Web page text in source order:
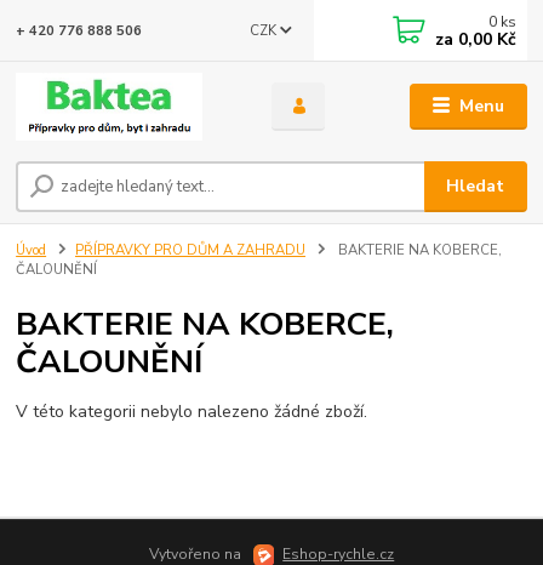
Menu
CZK
Hledat
+ 420 776 888 506 0 ks
za 0,00 Kč
Úvod PŘÍPRAVKY PRO DŮM A ZAHRADU
BAKTERIE NA KOBERCE,
ČALOUNĚNÍ
BAKTERIE NA KOBERCE,
ČALOUNĚNÍ
V této kategorii nebylo nalezeno žádné zboží.
Vytvořeno na Eshop-rychle.cz